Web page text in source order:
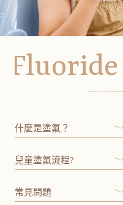
什麼是塗氟？
兒童塗氟流程?
常見問題